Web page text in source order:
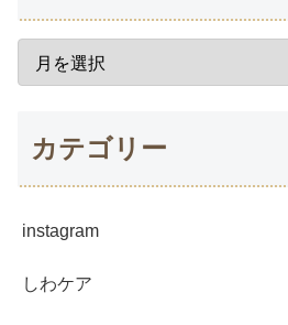
カテゴリー
instagram
しわケア